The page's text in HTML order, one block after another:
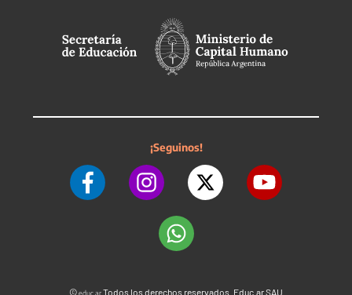
¡Seguinos!
©educ.arTodos los derechos reservados. Educ.ar SAU